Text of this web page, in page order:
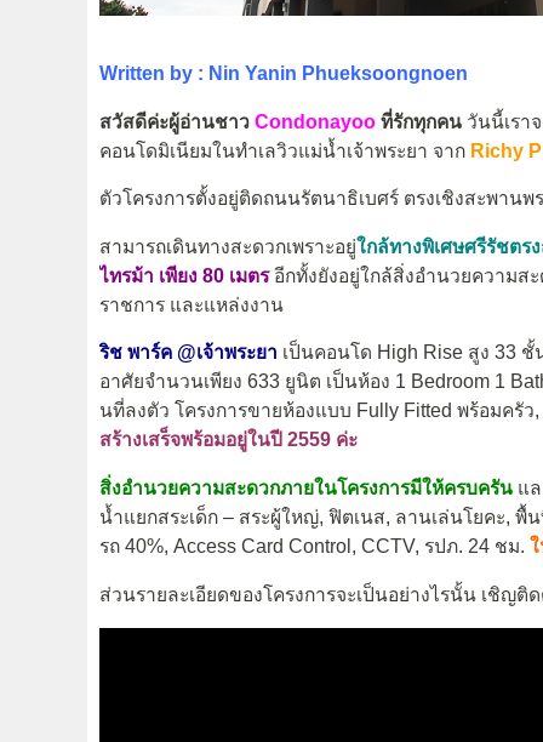
Written by : Nin Yanin Phueksoongnoen
สวัสดีค่ะผู้อ่านชาว Condonayoo ที่รักทุกคน วันนี้เรา
คอนโดมิเนียมในทำเลวิวแม่น้ำเจ้าพระยา จาก Richy
ตัวโครงการตั้งอยู่ติดถนนรัตนาธิเบศร์ ตรงเชิงสะพานพ
สามารถเดินทางสะดวกเพราะอยู่ใกล้ทางพิเศษศรีรัชตร
ไทรม้า เพียง 80 เมตรอีกทั้งยังอยู่ใกล้สิ่งอำนวยความส
ราชการ และแหล่งงาน
ริช พาร์ค @เจ้าพระยา เป็นคอนโด High Rise สูง 33
อาศัยจำนวนเพียง 633 ยูนิต เป็นห้อง 1 Bedroom 1
นที่ลงตัว โครงการขายห้องแบบ Fully Fitted พร้อมค
สร้างเสร็จพร้อมอยู่ในปี 2559 ค่ะ
สิ่งอำนวยความสะดวกภายในโครงการมีให้ครบครัน แ
น้ำแยกสระเด็ก – สระผู้ใหญ่, ฟิตเนส, ลานเล่นโยคะ,
รถ 40%, Access Card Control, CCTV, รปภ. 24 ชม.
ส่วนรายละเอียดของโครงการจะเป็นอย่างไรนั้น เชิญ